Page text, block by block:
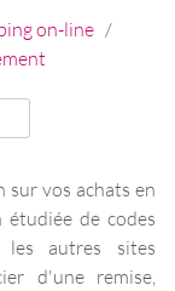
on-line/
sur vos achats en
de codes
autres sites
d'une remise,